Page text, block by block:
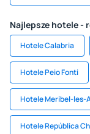
Najlepsze hotele -
Hotele Calabria
Hotele Peio Fonti
Hotele Meribel-les-
Hotele República